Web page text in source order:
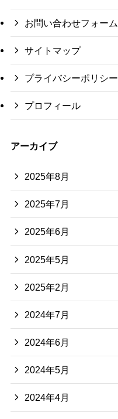
お問い合わせフォーム
サイトマップ
プライバシーポリシー
プロフィール
アーカイブ
2025年8月
2025年7月
2025年6月
2025年5月
2025年2月
2024年7月
2024年6月
2024年5月
2024年4月